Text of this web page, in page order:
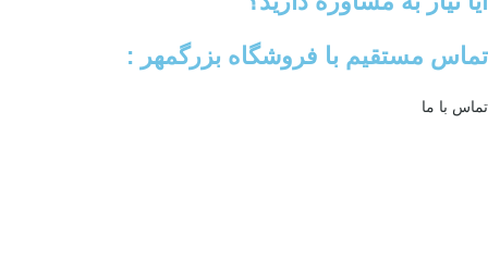
تماس مستقیم با فروشگاه بزرگمهر :
تماس با ما